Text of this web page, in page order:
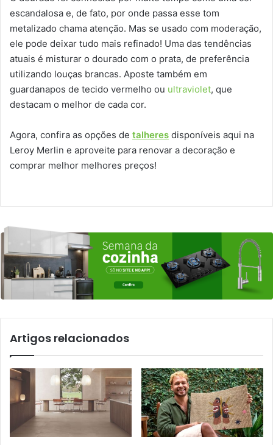
escandalosa e, de fato, por onde passa esse tom
metalizado chama atenção. Mas se usado com moderação,
ele pode deixar tudo mais refinado! Uma das tendências
atuais é misturar o dourado com o prata, de preferência
utilizando louças brancas. Aposte também em
guardanapos de tecido vermelho ou ultraviolet, que
destacam o melhor de cada cor.
Agora, confira as opções de talheres disponíveis aqui na
Leroy Merlin e aproveite para renovar a decoração e
comprar melhor melhores preços!
Artigos relacionados